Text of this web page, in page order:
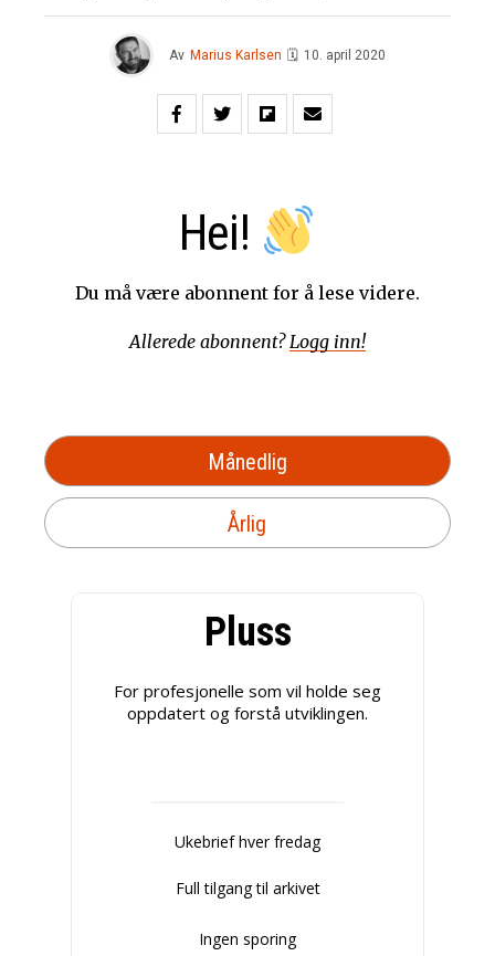
Av Marius Karlsen 🗓 10. april 2020
Hei!
Du må være abonnent for å lese videre.
Allerede abonnent? Logg inn!
Månedlig
Årlig
Pluss
For profesjonelle som vil holde seg
oppdatert og forstå utviklingen.
Ukebrief hver fredag
Full tilgang til arkivet
Ingen sporing